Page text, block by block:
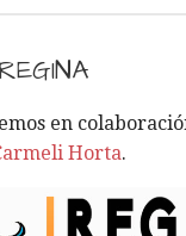
en
Horta.